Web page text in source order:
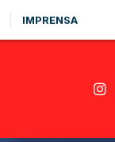
IMPRENSA